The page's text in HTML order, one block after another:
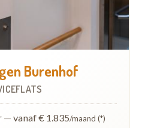
Burenhof
— vanaf € 1.835/maand (*)